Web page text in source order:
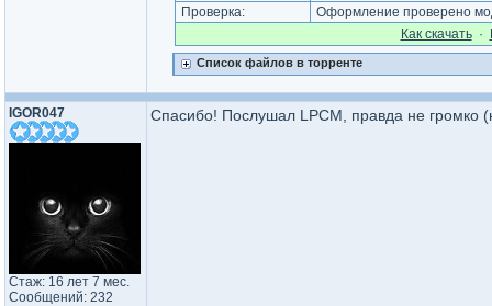
Проверка:
Оформление проверено
Как cкачать·
Список файлов в торренте
IGOR047
Стаж: 16 лет 7 мес.
Сообщений: 232
Спасибо! Послушал LPCM, правда не громко